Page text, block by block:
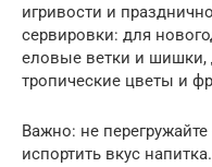
игривости и
сервировки: для
еловые ветки и шишки,
тропические цветы и
Важно: не
испортить вкус